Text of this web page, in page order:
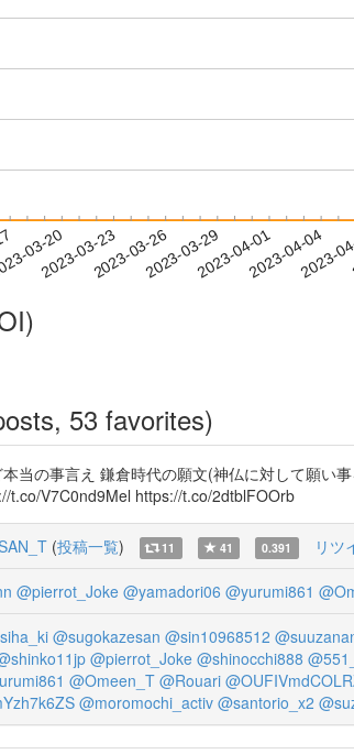
03-20
2023-03-232023-03-262023-03-292023-04-012023-04-04
2023-
53 favorites)
当の事言え 鎌倉時代の願文(神仏に対して願い
t.co/V7C0nd9Mel https://t.co/2dtblFOOrb
(投稿一覧) 11 41 0.391 リツ
@pierrot_Joke @yamadori06 @yurumi861
@sugokazesan @sin10968512
@pierrot_Joke @shinocchi888
@Omeen_T @Rouari
@moromochi_activ @santorio_x2